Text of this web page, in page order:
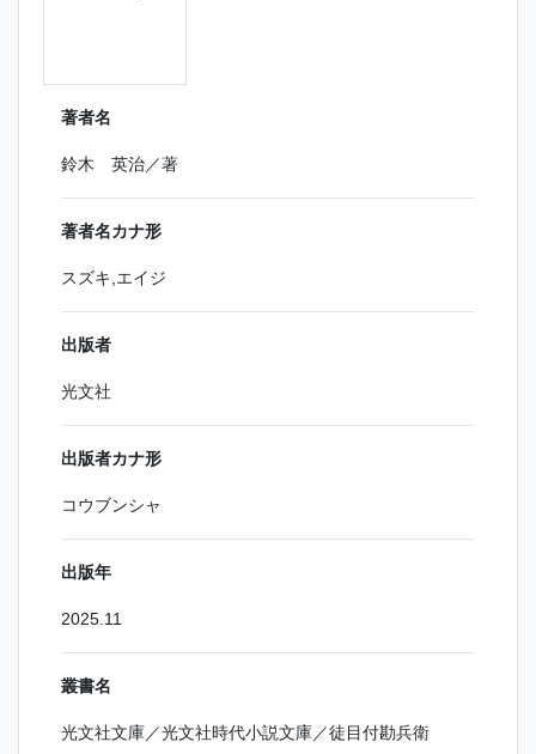
著者名
鈴木 英治／著
著者名カナ形
スズキ,エイジ
出版者
光文社
出版者カナ形
コウブンシャ
出版年
2025.11
叢書名
光文社文庫／光文社時代小説文庫／徒目付勘兵衛